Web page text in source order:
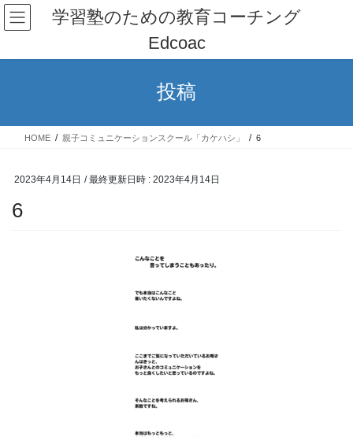
コ
ン
ン
ナ
ビ
ー
学習塾のための教育コーチング
Edcoac
投稿
HOME 親子コミュニケーションスクール「カケハシ」 6
2023年4月14日 / 最終更新日時 : 2023年4月14日
6